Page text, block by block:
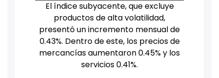
El índice subyacente, que excluye
productos de alta volatilidad,
presentó un incremento mensual de
0.43%. Dentro de este, los precios de
mercancías aumentaron 0.45% y los
servicios 0.41%.